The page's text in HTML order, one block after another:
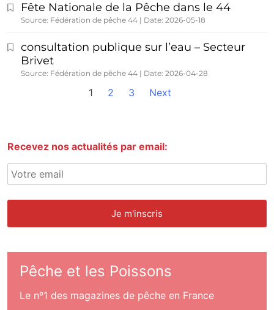
Fête Nationale de la Pêche dans le 44
Source: Fédération de pêche 44 Date: 2026-05-18
consultation publique sur l’eau – Secteur
Brivet
Source: Fédération de pêche 44 Date: 2026-04-28
1 2 3 Next
Recevez nos actualités par email:
Pêche et les Poissons
Le nº1 des magazines de pêche en France